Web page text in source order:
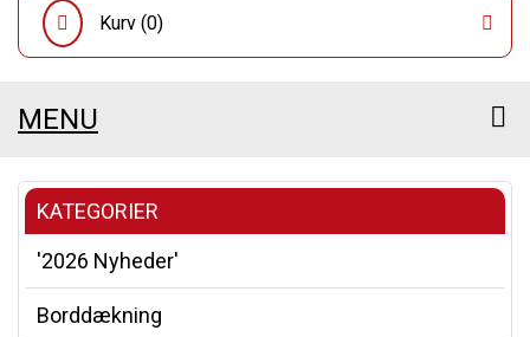
Kurv (0)
MENU
KATEGORIER
'2026 Nyheder'
Borddækning